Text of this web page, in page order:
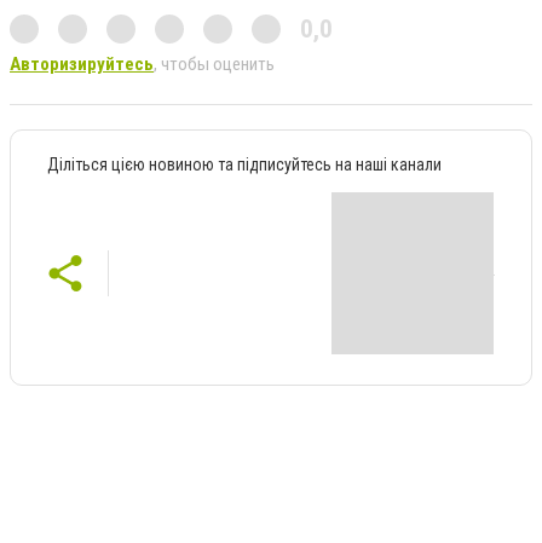
0,0
Авторизируйтесь, чтобы оценить
Діліться цією новиною та підписуйтесь на наші канали